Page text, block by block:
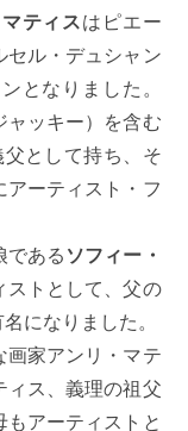
ティスはピエー
セル・デュシャン
となりました。
ャッキー）を含む
として持ち、そ
アーティスト・フ
である ソフィー・
ストとして、父の
になりました。
画家アンリ・マテ
ィス、義理の祖父
アーティストと